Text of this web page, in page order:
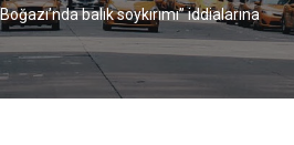
balık soykırımı” iddialarına